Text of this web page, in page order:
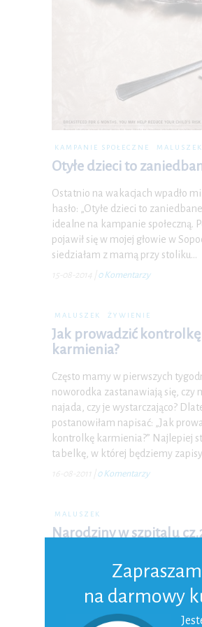
KAMPANIE SPOŁECZNE MALUSZEK
Otyłe dzieci to
Ostatnio na wakacjach wpadło mi
hasło: „Otyłe dzieci to
idealne na kampanie społeczną.
pojawił się w mojej głowie w
siedziałam z mamą przy stoliku…
15-08-2014 0 Komentarzy
MALUSZEK ŻYWIENIE
Jak prowadzić kontrolkę
karmienia?
Często mamy w pierwszych
noworodka zastanawiają się, czy
najada, czy je wystarczająco?
postanowiłam napisać: „Jak
kontrolkę karmienia?” Najlepiej
tabelkę, w której będziemy
16-08-2011 0 Komentarzy
MALUSZEK
Narodziny w szpitalu
rooming in czyli system mama –
Oznacza to, że noworodek
od razu po urodzeniu. 🙂
pozwala stan…
Zapraszam
na darmowy